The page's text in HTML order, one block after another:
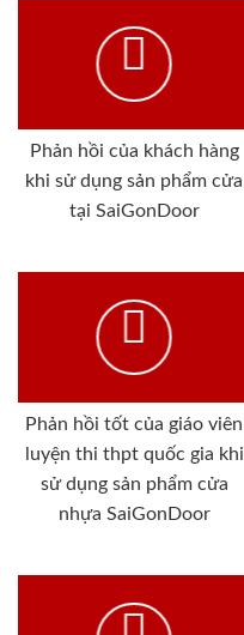
Phản hồi của khách hàng
khi sử dụng sản phẩm cửa
tại SaiGonDoor
Phản hồi tốt của giáo viên
luyện thi thpt quốc gia khi
sử dụng sản phẩm cửa
nhựa SaiGonDoor